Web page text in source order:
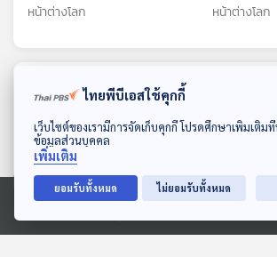
ดาวน์โหลด Thai PBS Podcast Application
Ⓒ 2020 องค์การกระจายเสียงและแพร่ภาพสาธารณะแห่งประเทศไทย
หน้าต่างโลก หน้าต่างโลก
ตอนที่เกี่ยวข้องไทยพีบีเอสใช้คุกกี้
เว็บไซต์ของเรามีการจัดเก็บคุกกี้ โปรดศึกษาเพิ่มเติม
ข้อมูลส่วนบุคคล
เพิ่มเติม
ยอมรับทั้งหมด ไม่ยอมรับทั้งหมด